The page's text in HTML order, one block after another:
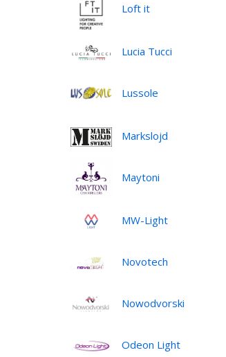
Loft it
Lucia Tucci
Lussole
Markslojd
Maytoni
MW-Light
Novotech
Nowodvorski
Odeon Light